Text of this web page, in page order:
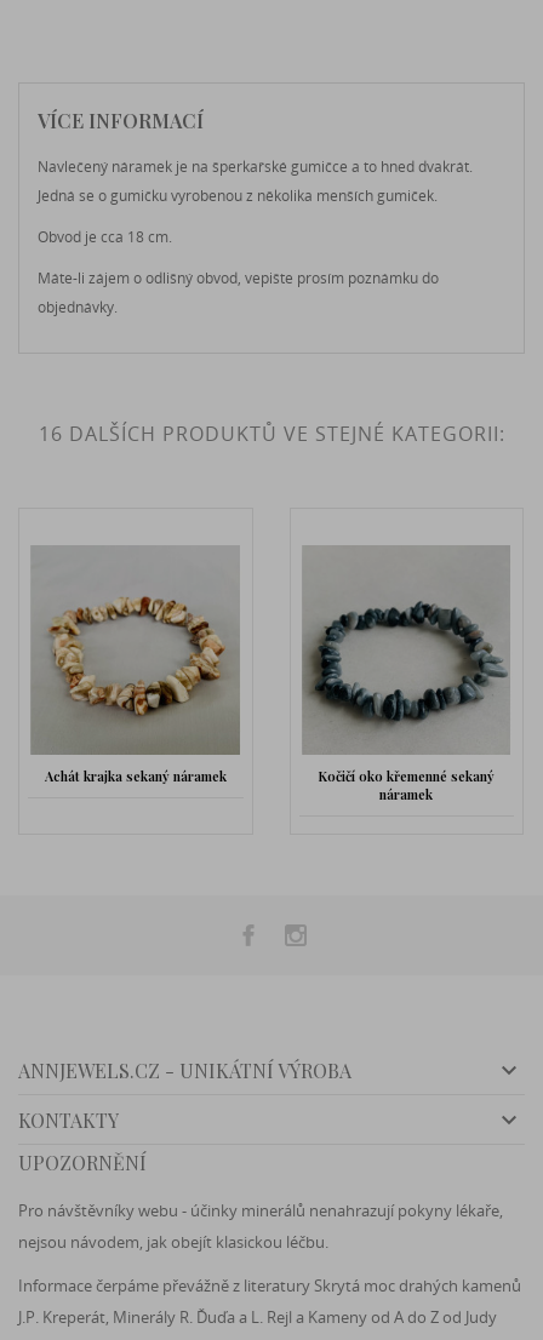
VÍCE INFORMACÍ
Navlečený náramek je na šperkařské gumičce a to hned dvakrát.
Jedná se o gumičku vyrobenou z několika menších gumiček.
Obvod je cca 18 cm.
Máte-li zájem o odlišný obvod, vepište prosím poznámku do
objednávky.
16 DALŠÍCH PRODUKTŮ VE STEJNÉ KATEGORII:
Kočičí oko křemenné sekaný
Lapis lazuli sekaný
ANNJEWELS.CZ - UNIKÁTNÍ VÝROBA 
KONTAKTY 
UPOZORNĚNÍ
Pro návštěvníky webu - účinky minerálů nenahrazují pokyny lékaře,
nejsou návodem, jak obejít klasickou léčbu.
Informace čerpáme převážně z literatury Skrytá moc drahých kamenů
J.P. Kreperát, Minerály R. Ďuďa a L. Rejl a Kameny od A do Z od Judy